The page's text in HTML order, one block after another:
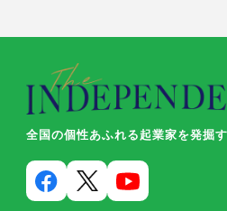
全国の個性あふれる起業家を発掘